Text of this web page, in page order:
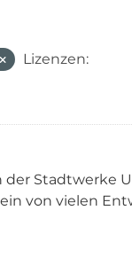
Lizenzen:
der Stadtwerke
von vielen